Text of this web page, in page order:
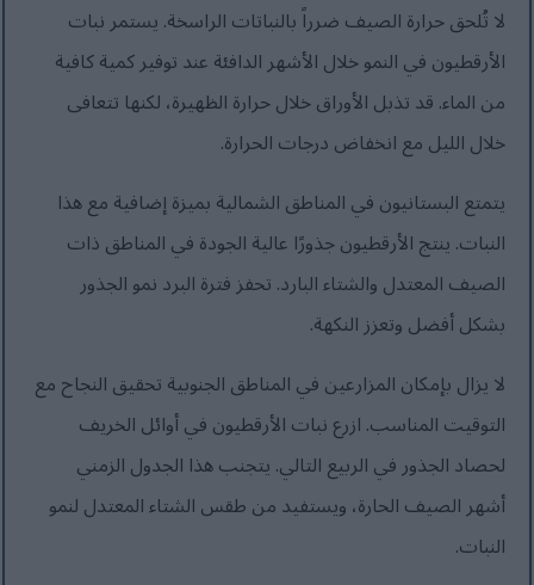
لا تُلحق حرارة الصيف ضرراً بالنباتات الراسخة. يستمر نبات
الأرقطيون في النمو خلال الأشهر الدافئة عند توفير كمية كافية
من الماء. قد تذبل الأوراق خلال حرارة الظهيرة، لكنها تتعافى
خلال الليل مع انخفاض درجات الحرارة.
يتمتع البستانيون في المناطق الشمالية بميزة إضافية مع هذا
النبات. ينتج الأرقطيون جذورًا عالية الجودة في المناطق ذات
الصيف المعتدل والشتاء البارد. تحفز فترة البرد نمو الجذور
بشكل أفضل وتعزز النكهة.
لا يزال بإمكان المزارعين في المناطق الجنوبية تحقيق النجاح مع
التوقيت المناسب. ازرع نبات الأرقطيون في أوائل الخريف
لحصاد الجذور في الربيع التالي. يتجنب هذا الجدول الزمني
أشهر الصيف الحارة، ويستفيد من طقس الشتاء المعتدل لنمو
النبات.